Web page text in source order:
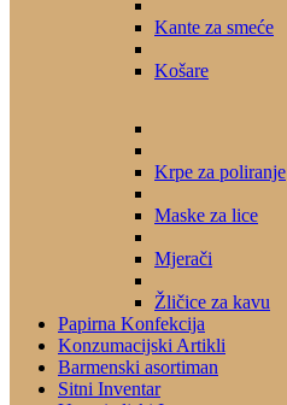
Kante za smeće
Košare
Krpe za poliranje
Maske za lice
Mjerači
Žličice za kavu
Papirna Konfekcija
Konzumacijski Artikli
Barmenski asortiman
Sitni Inventar